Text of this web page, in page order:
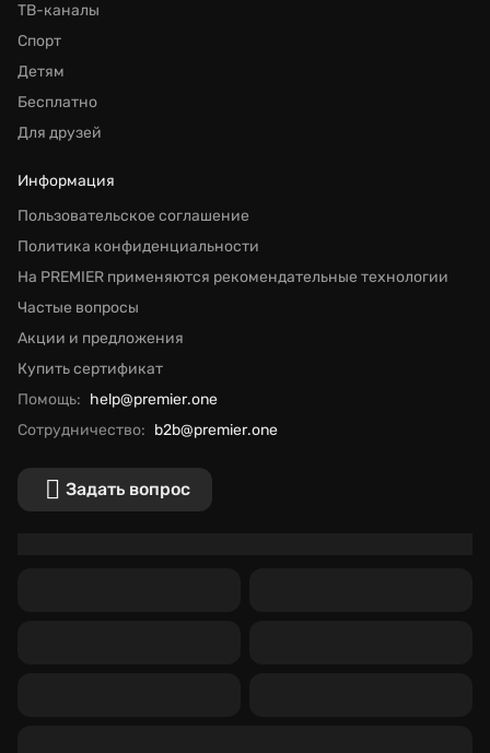
ТВ-каналы
Спорт
Детям
Бесплатно
Для друзей
Информация
Пользовательское соглашение
Политика конфиденциальности
На PREMIER применяются рекомендательные технологии
Частые вопросы
Акции и предложения
Купить сертификат
Помощь: help@premier.one
Сотрудничество: b2b@premier.one
Задать вопрос